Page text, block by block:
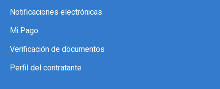
Notificaciones electrónicas
Mi Pago
Verificación de documentos
Perfil del contratante